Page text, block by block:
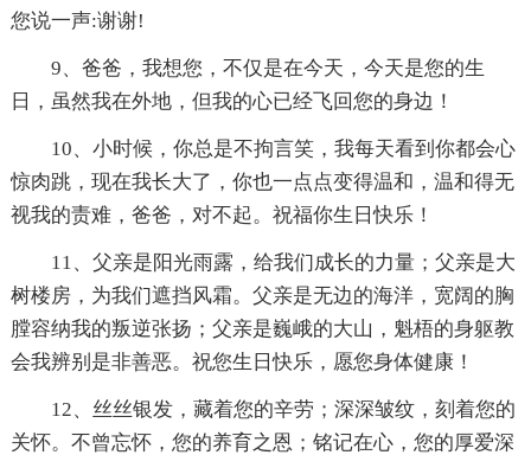
您说一声:谢谢!
9、爸爸，我想您，不仅是在今天，今天是您的生
日，虽然我在外地，但我的心已经飞回您的身边！
10、小时候，你总是不拘言笑，我每天看到你都会心
惊肉跳，现在我长大了，你也一点点变得温和，温和得无
视我的责难，爸爸，对不起。祝福你生日快乐！
11、父亲是阳光雨露，给我们成长的力量；父亲是大
树楼房，为我们遮挡风霜。父亲是无边的海洋，宽阔的胸
膛容纳我的叛逆张扬；父亲是巍峨的大山，魁梧的身躯教
会我辨别是非善恶。祝您生日快乐，愿您身体健康！
12、丝丝银发，藏着您的辛劳；深深皱纹，刻着您的
关怀。不曾忘怀，您的养育之恩；铭记在心，您的厚爱深